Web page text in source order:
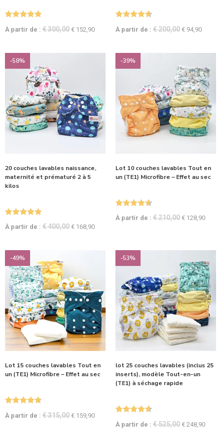
sur 5
À partir de : €300,00 € 152,90
sur 5
À partir de : €200,00 € 94,90
-58%
20 couches lavables naissance,
maternité et prématuré 2 à 5
kilos
sur 5
À partir de : €400,00 € 168,90
-39%
Lot 10 couches lavables Tout en
un (TE1) Microfibre – Effet au sec
sur 5
À partir de : €210,00 € 128,90
-49%
Lot 15 couches lavables Tout en
un (TE1) Microfibre – Effet au sec
sur 5
À partir de : €315,00 € 159,90
-53%
lot 25 couches lavables (inclus 25
inserts), modèle Tout-en-un
(TE1) à séchage rapide
sur 5
À partir de : €525,00 € 248,90